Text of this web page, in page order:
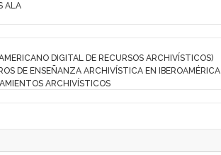
ALA
DIGITAL DE RECURSOS ARCHIVÍSTICOS)
DE ENSEÑANZA ARCHIVÍSTICA EN IBEROAMÉRICA
ARCHIVÍSTICOS